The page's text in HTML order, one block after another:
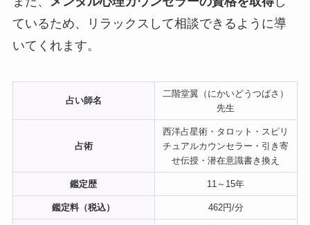
ているため、リラックスして相談できるように導
いてくれます。
占い師名
二階堂翼（にかいどうつばさ）
先生
占術
西洋占星術・タロット・スピリ
チュアルカウンセラー・引き寄
せ伝授・潜在意識書き換え
鑑定歴 11～15年
鑑定料（税込） 462円/分